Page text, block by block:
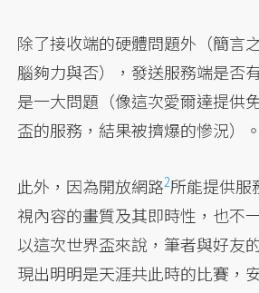
除了接收端的硬體問題外（簡言
腦夠力與否），發送服務端是否
是一大問題（像這次愛爾達提供
盃的服務，結果被擠爆的慘況）。
此外，因為開放網路2所能提供服
視內容的畫質及其即時性，也不
以這次世界盃來說，筆者與好友
現出明明是天涯共此時的比賽，